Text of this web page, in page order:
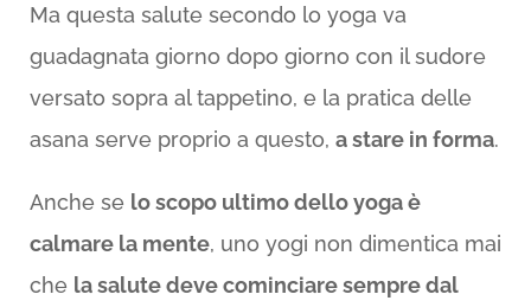
Ma questa salute secondo lo yoga va
guadagnata giorno dopo giorno con il sudore
versato sopra al tappetino, e la pratica delle
asana serve proprio a questo, a stare in forma.
Anche se lo scopo ultimo dello yoga è
calmare la mente, uno yogi non dimentica mai
che la salute deve cominciare sempre dal